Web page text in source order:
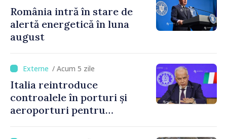
România intră în stare de
alertă energetică în luna
august
/ Acum 5 zile
Italia reintroduce
controalele în porturi și
aeroporturi pentru
crizei migranților din Ceuta